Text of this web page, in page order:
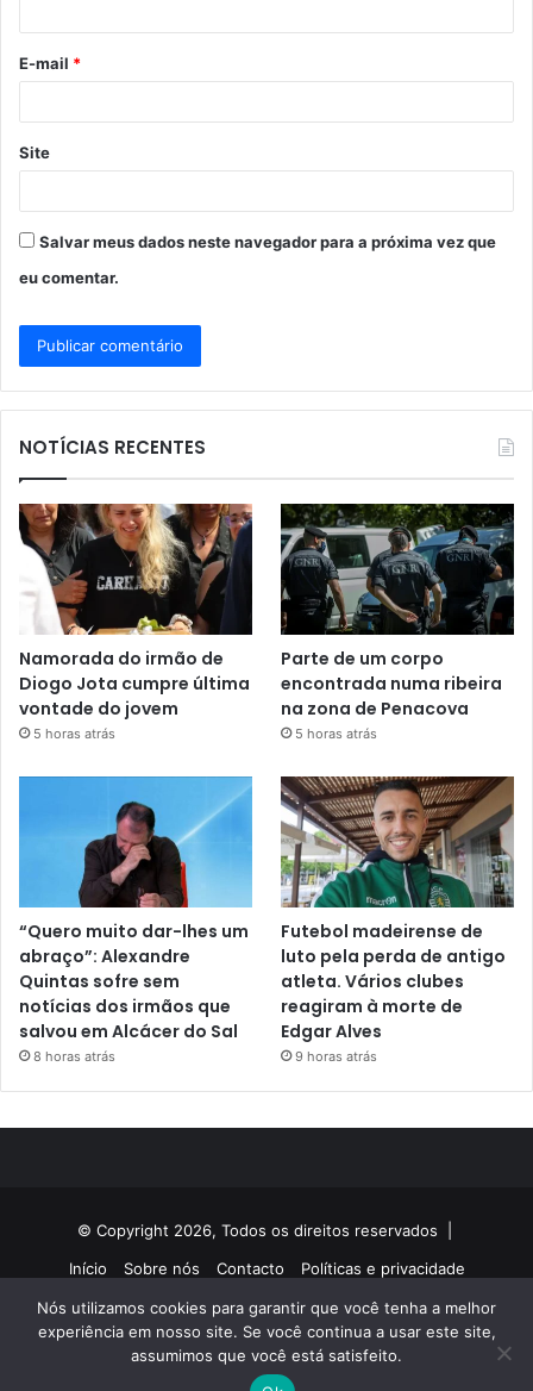
*
E-mail *
Site
Salvar meus dados neste navegador para a próxima vez que
eu comentar.
NOTÍCIAS RECENTES
Namorada do irmão de
Diogo Jota cumpre última
vontade do jovem
5 horas atrás
Parte de um corpo
encontrada numa ribeira
na zona de Penacova
5 horas atrás
“Quero muito dar-lhes um
abraço”: Alexandre
Quintas sofre sem
notícias dos irmãos que
salvou em Alcácer do Sal
8 horas atrás
Futebol madeirense de
luto pela perda de antigo
atleta. Vários clubes
reagiram à morte de
Edgar Alves
9 horas atrás
© Copyright 2026, Todos os direitos reservados |
Início
Sobre nós Contacto Políticas e privacidade
Facebook
TwitterYouTubeInstagram
Nós utilizamos cookies para garantir que você tenha a melhor
experiência em nosso site. Se você continua a usar este site,
assumimos que você está satisfeito.